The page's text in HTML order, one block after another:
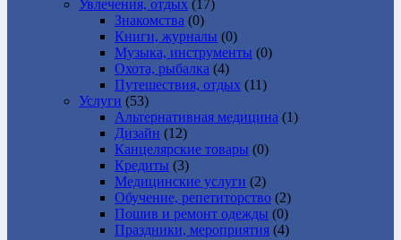
Увлечения, отдых (17)
Знакомства (0)
Книги, журналы (0)
Музыка, инструменты (0)
Охота, рыбалка (4)
Путешествия, отдых (11)
Услуги (53)
Альтернативная медицина (1)
Дизайн (12)
Канцелярские товары (0)
Кредиты (3)
Медицинские услуги (2)
Обучение, репетиторство (2)
Пошив и ремонт одежды (0)
Праздники, мероприятия (4)